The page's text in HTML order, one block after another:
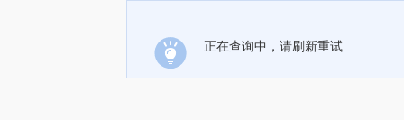
正在查询中，请刷新重试